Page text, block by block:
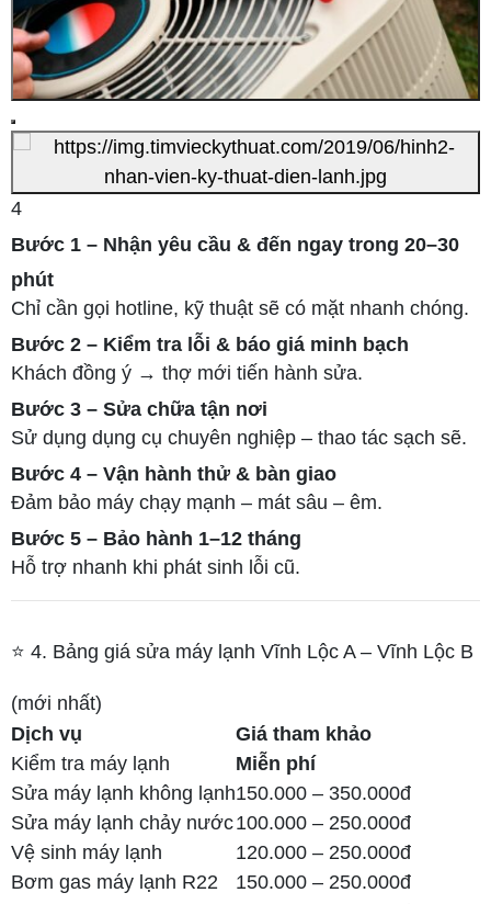
4
Bước 1 – Nhận yêu cầu & đến ngay trong 20–30
phút
Chỉ cần gọi hotline, kỹ thuật sẽ có mặt nhanh chóng.
Bước 2 – Kiểm tra lỗi & báo giá minh bạch
Khách đồng ý → thợ mới tiến hành sửa.
Bước 3 – Sửa chữa tận nơi
Sử dụng dụng cụ chuyên nghiệp – thao tác sạch sẽ.
Bước 4 – Vận hành thử & bàn giao
Đảm bảo máy chạy mạnh – mát sâu – êm.
Bước 5 – Bảo hành 1–12 tháng
Hỗ trợ nhanh khi phát sinh lỗi cũ.
⭐ 4. Bảng giá sửa máy lạnh Vĩnh Lộc A – Vĩnh Lộc B
(mới nhất)
Dịch vụ
Giá tham khảo
Kiểm tra máy lạnh
Miễn phí
Sửa máy lạnh không lạnh150.000 – 350.000đ
Sửa máy lạnh chảy nước100.000 – 250.000đ
Vệ sinh máy lạnh
120.000 – 250.000đ
Bơm gas máy lạnh R22
150.000 – 250.000đ